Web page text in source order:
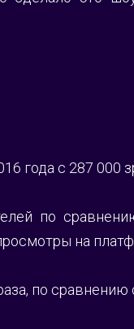
года с 287 000
по
на
по